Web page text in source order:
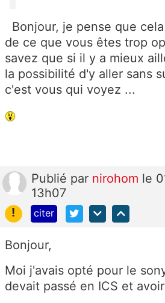
Bonjour, je pense que
de ce que vous êtes trop
savez que si il y a mieux
la possibilité d'y aller sans
c'est vous qui voyez ...
Publié par nirohom le
13h07
!
citer
Bonjour,
Moi j'avais opté pour le
devait passé en ICS et